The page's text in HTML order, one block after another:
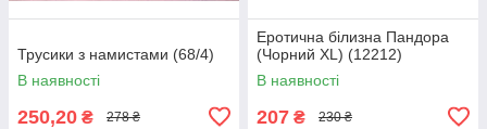
Трусики з намистами (68/4)
В наявності
250,20 ₴ 278 ₴
Еротична білизна Пандора
(Чорний XL) (12212)
В наявності
207 ₴ 230 ₴